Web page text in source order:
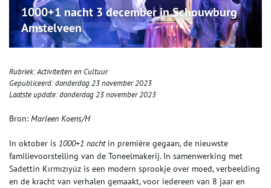
1000+1 nacht 3 december in Schouwburg
Amstelveen
Rubriek:Activiteiten en Cultuur
Gepubliceerd:donderdag 23 november 2023
Laatste update:donderdag 23 november 2023
Bron: Marleen Koens/H
In oktober is 1000+1 nacht in première gegaan, de nieuwste
familievoorstelling van de Toneelmakerij. In samenwerking met
Sadettin Kırmızıyüz is een modern sprookje over moed, verbeelding
en de kracht van verhalen gemaakt, voor iedereen van 8 jaar en